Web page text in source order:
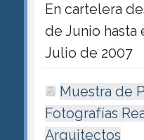
En cartelera
de Junio hasta
Julio de 2007
Muestra de
Fotografías
Arquitectos